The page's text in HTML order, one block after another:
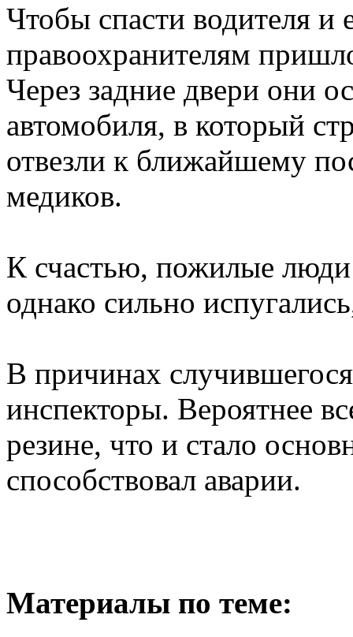
Чтобы спасти водителя и
правоохранителям
Через задние двери они
автомобиля, в который
отвезли к ближайшему
медиков.
К счастью, пожилые
однако сильно
В причинах
инспекторы. Вероятнее
резине, что и стало
способствовал аварии.
Материалы по теме: